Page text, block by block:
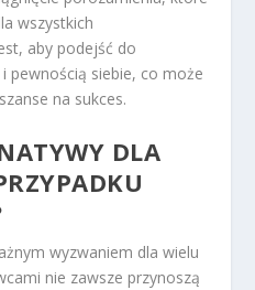
wszystkich
aby podejść do
pewnością siebie, co może
na sukces.
DLA
wyzwaniem dla wielu
nie zawsze przynoszą